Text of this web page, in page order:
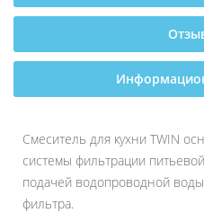
Смеситель для кухни TWIN
системы фильтрации
подачей водопроводной
фильтра.